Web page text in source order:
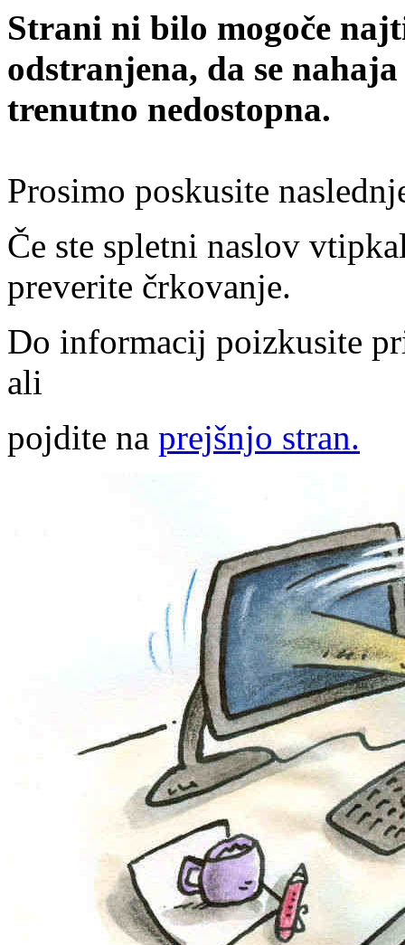
Strani ni bilo mogoče
odstranjena, da se
trenutno nedostopna.
Prosimo poskusite
Če ste spletni naslov
preverite črkovanje.
Do informacij poizkusite
ali
pojdite na prejšnjo stran.